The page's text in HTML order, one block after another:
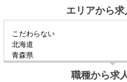
エリアから
職種から求